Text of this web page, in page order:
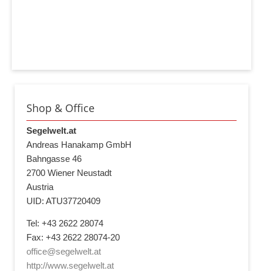
Shop & Office
Segelwelt.at
Andreas Hanakamp GmbH
Bahngasse 46
2700 Wiener Neustadt
Austria
UID: ATU37720409
Tel: +43 2622 28074
Fax: +43 2622 28074-20
office@segelwelt.at
http://www.segelwelt.at